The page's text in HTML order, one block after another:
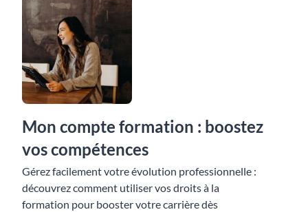
Mon compte formation : boostez
vos compétences
Gérez facilement votre évolution professionnelle :
découvrez comment utiliser vos droits à la
formation pour booster votre carrière dès